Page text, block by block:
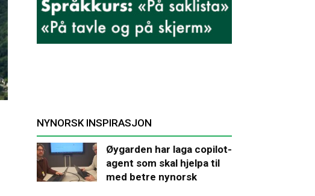
NYNORSK INSPIRASJON
Øygarden har laga copilot-
agent som skal hjelpa til
med betre nynorsk